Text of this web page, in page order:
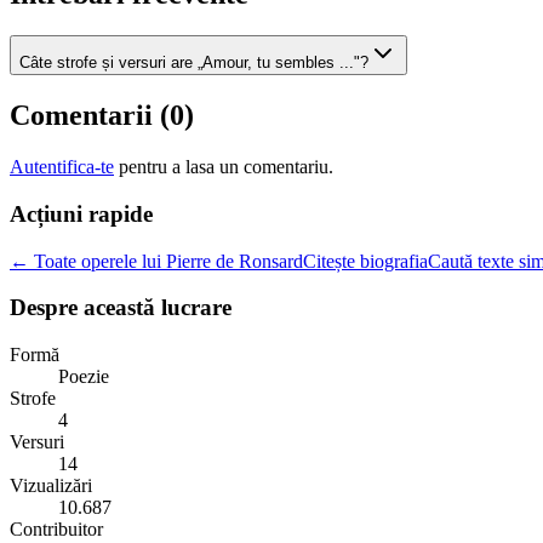
Câte strofe și versuri are „Amour, tu sembles ..."?
Comentarii (0)
Autentifica-te pentru a lasa un comentariu.
Acțiuni rapide
← Toate operele lui Pierre de RonsardCitește biografiaCaută texte
Despre această lucrare
Formă
Poezie
Strofe
4
Versuri
14
Vizualizări
10.687
Contribuitor